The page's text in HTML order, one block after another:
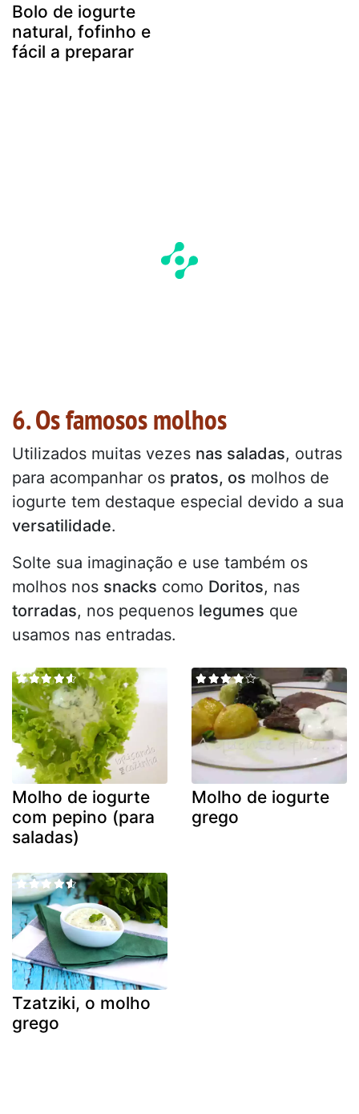
Bolo de iogurte
natural, fofinho e
fácil a preparar
6. Os famosos molhos
Utilizados muitas vezes nas saladas, outras
para acompanhar os pratos, os molhos de
iogurte tem destaque especial devido a sua
versatilidade.
Solte sua imaginação e use também os
molhos nos snacks como Doritos, nas
torradas, nos pequenos legumes que
usamos nas entradas.
Molho de iogurte
com pepino (para
saladas)
Molho de iogurte
grego
Tzatziki, o molho
grego